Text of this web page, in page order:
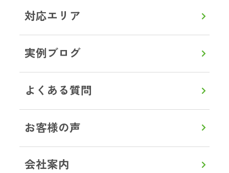
対応エリア
実例ブログ
よくある質問
お客様の声
会社案内
茨城県土浦市 G様
ゴミ屋敷片付け
一人暮らしをしていた母が孤独死し
ているとの連絡が。部屋はゴミ屋敷
状態で、とても清掃できるような状
め立ち合いは出来ませんでしたが、
電話でとても親切丁寧に接していた
も明確で作業中もこまめに連絡をい